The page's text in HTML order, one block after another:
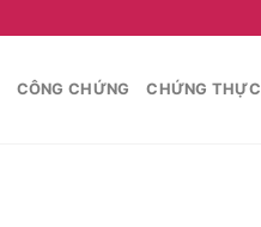
CÔNG CHỨNG CHỨNG THỰC